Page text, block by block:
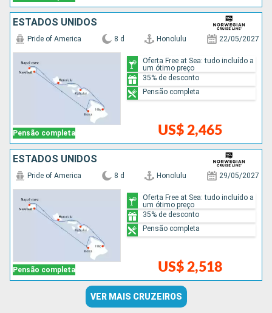
ESTADOS UNIDOS
Pensão completa
Pride of America 8 d Honolulu 22/05/2027
US$ 2,465
Oferta Free at Sea: tudo incluído a
um ótimo preço
35% de desconto
Pensão completa
ESTADOS UNIDOS
Pensão completa
Pride of America 8 d Honolulu 29/05/2027
US$ 2,518
Oferta Free at Sea: tudo incluído a
um ótimo preço
35% de desconto
Pensão completa
VER MAIS CRUZEIROS